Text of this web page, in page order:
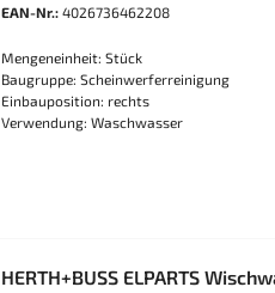
EAN-Nr.: 4026736462208
Mengeneinheit: Stück
Baugruppe: Scheinwerferreinigung
Einbauposition: rechts
Verwendung: Waschwasser
HERTH+BUSS ELPARTS